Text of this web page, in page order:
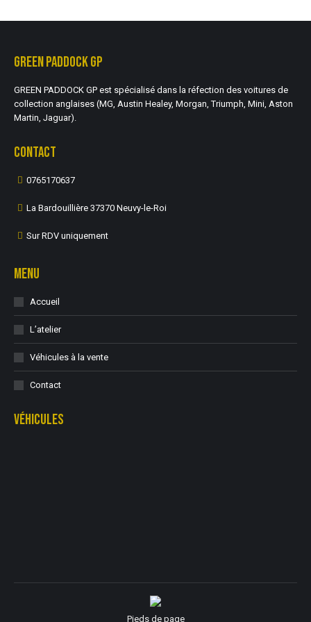
GREEN PADDOCK GP
GREEN PADDOCK GP est spécialisé dans la réfection des voitures de
collection anglaises (MG, Austin Healey, Morgan, Triumph, Mini, Aston
Martin, Jaguar).
CONTACT
0765170637
La Bardouillière 37370 Neuvy-le-Roi
Sur RDV uniquement
MENU
Accueil
L’atelier
Véhicules à la vente
Contact
VÉHICULES
Pieds de page